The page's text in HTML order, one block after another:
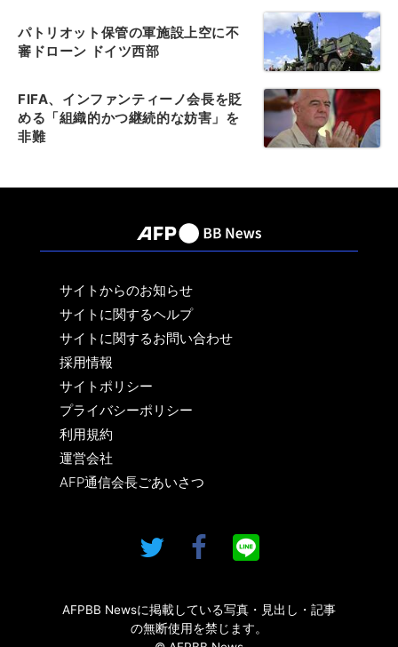
パトリオット保管の軍施設上空に不
審ドローン ドイツ西部
FIFA、インファンティーノ会長を貶
める「組織的かつ継続的な妨害」を
非難
サイトからのお知らせ
サイトに関するヘルプ
サイトに関するお問い合わせ
採用情報
サイトポリシー
プライバシーポリシー
利用規約
運営会社
AFP通信会長ごあいさつ
AFPBB Newsに掲載している写真・見出し・記事
の無断使用を禁じます。